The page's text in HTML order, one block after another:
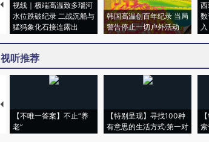
视线｜极端高温致多瑙河
水位跌破纪录 二战沉船与
猛犸象化石接连露出
韩国高温创百年纪录 当局
警告停止一切户外活动
入
视听推荐
【不唯一答案】不止“养
老”
【特别呈现】寻找100种
有意思的生活方式·第一对